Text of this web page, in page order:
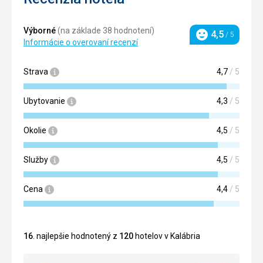
Výborné(na základe 38 hodnotení)
Informácie o overovaní recenzí
Hodnotenie
4,5 / 5
Strava 4,7/ 5
Ubytovanie 4,3 / 5
Okolie 4,5 / 5
Služby 4,5 / 5
Cena 4,4/ 5
16. najlepšie hodnotený z 120 hotelov v Kalábria